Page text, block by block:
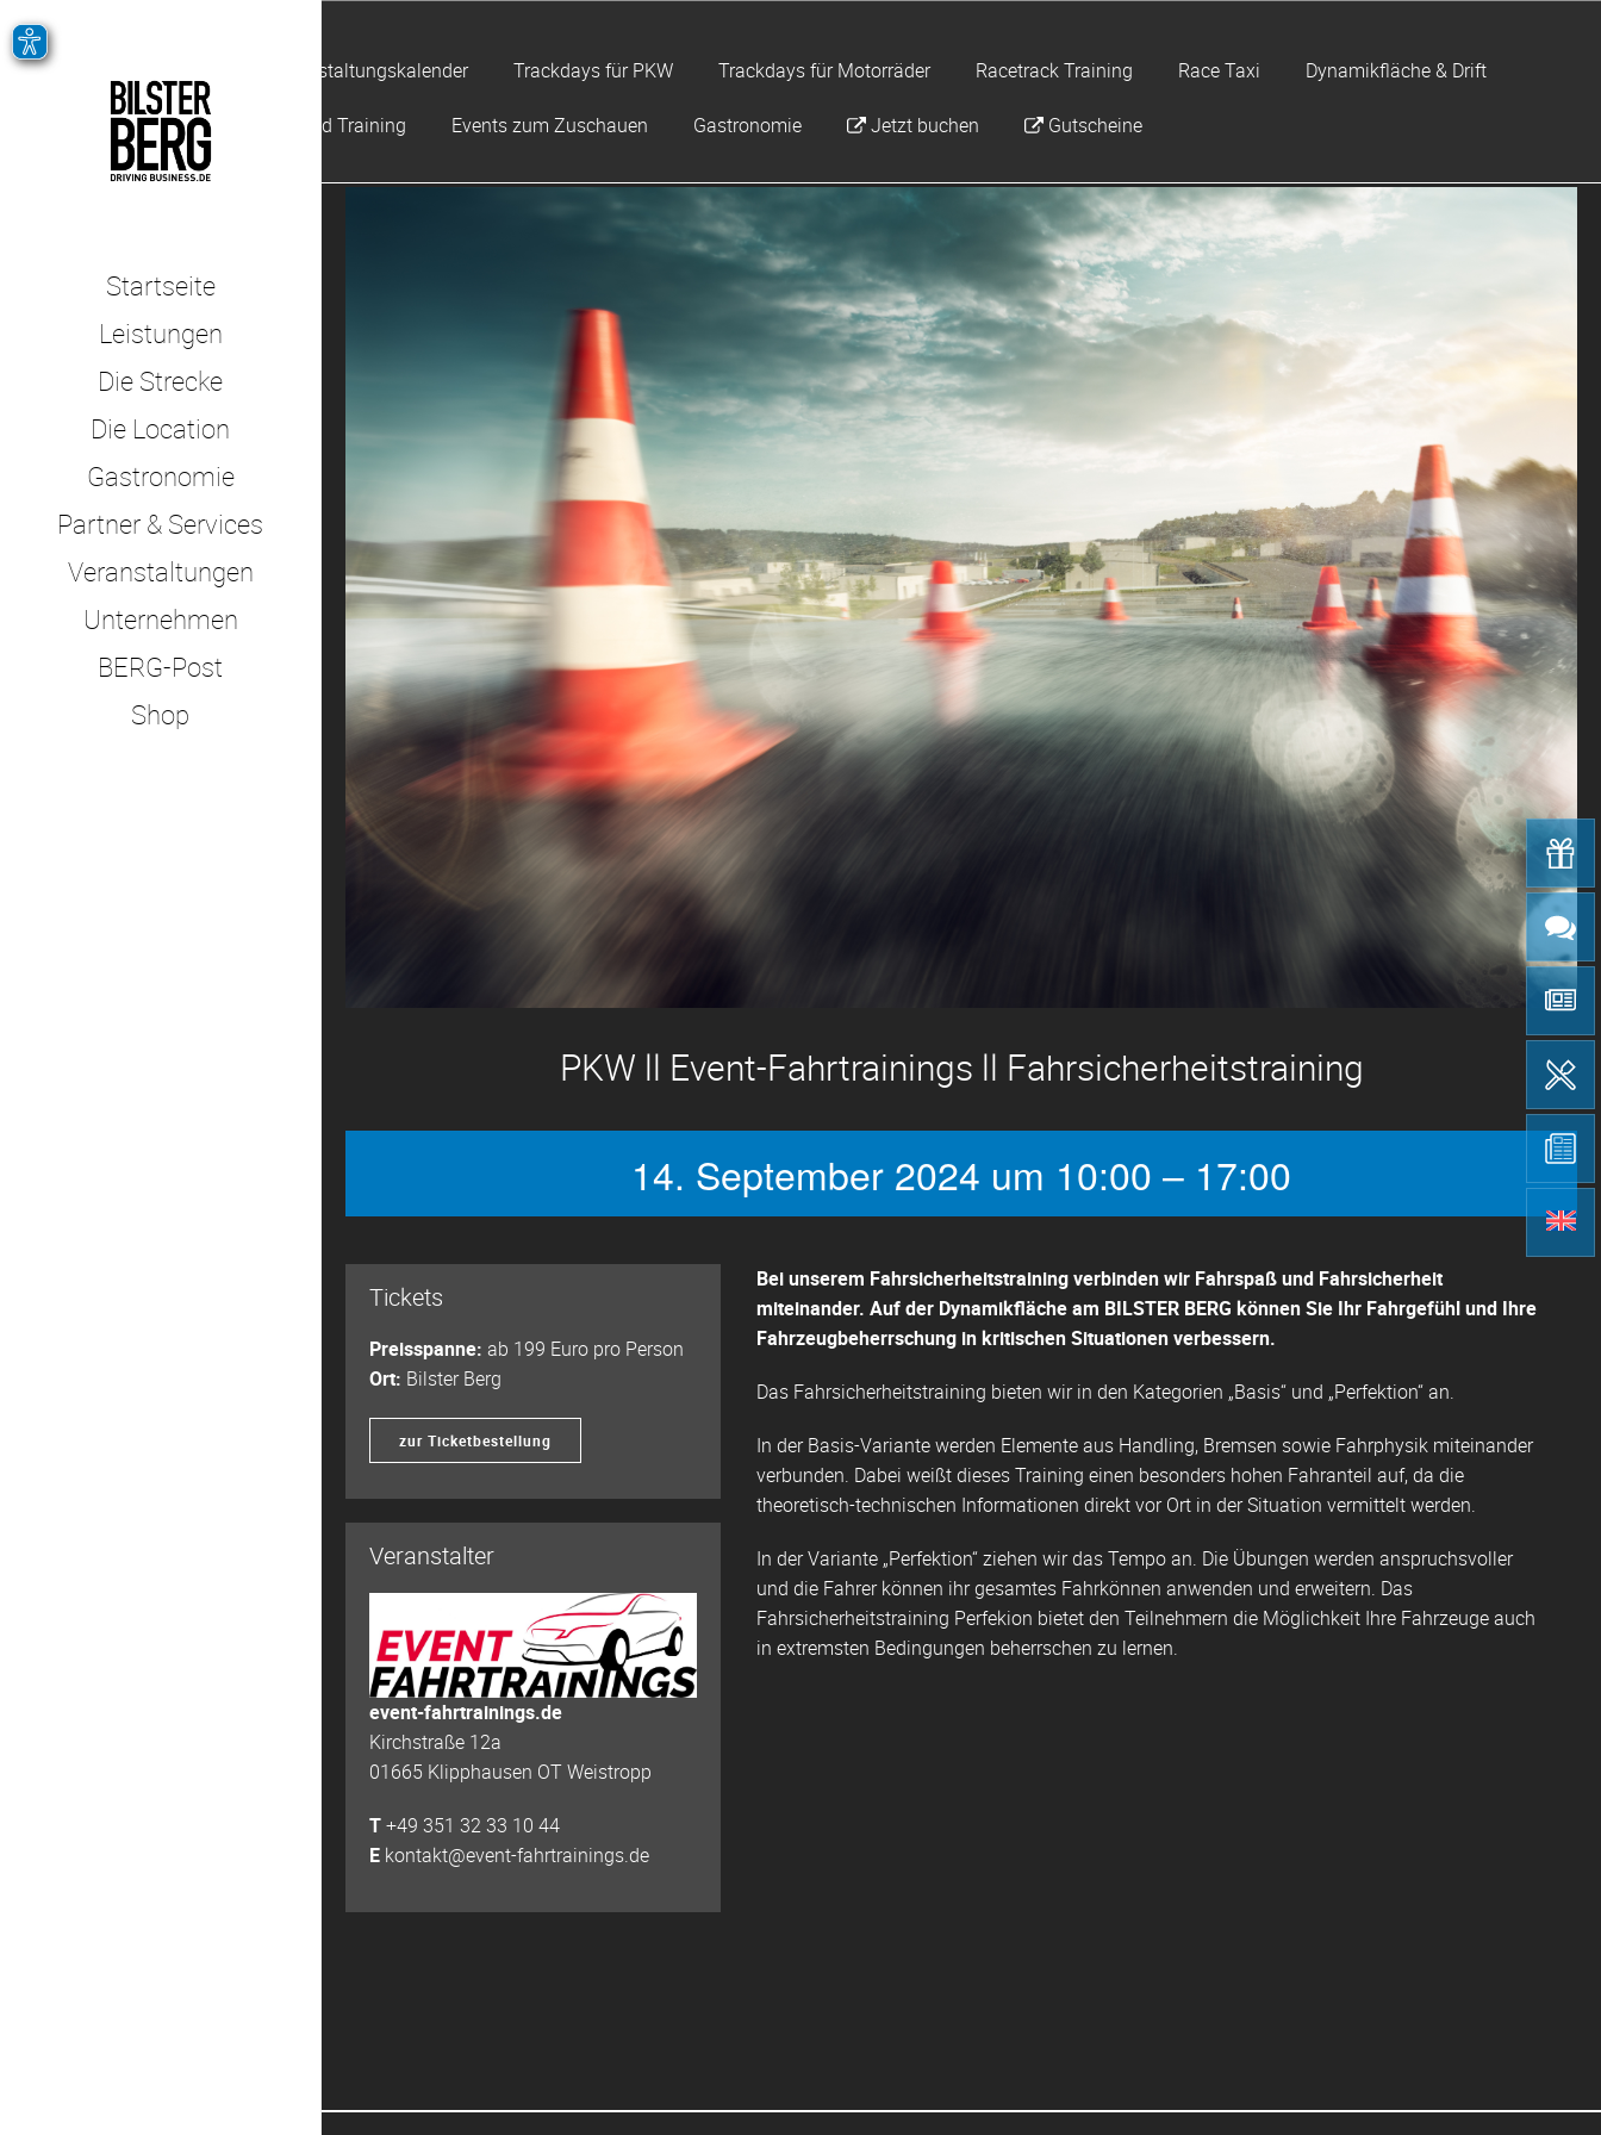
Startseite
Leistungen
Die Strecke
Die Location
Gastronomie
Partner & Services
Veranstaltungen
Unternehmen
BERG-Post
Shop
Veranstaltungskalender Trackdays für PKW Trackdays für Motorräder Racetrack Training Race Taxi Dynamikfläche & Drift
Offroad Training Events zum Zuschauen Gastronomie Jetzt buchen Gutscheine
PKW ll Event-Fahrtrainings ll Fahrsicherheitstraining
14. September 2024 um 10:00 – 17:00
Tickets
Preisspanne: ab 199 Euro pro Person
Ort: Bilster Berg
zur Ticketbestellung
Veranstalter
event-fahrtrainings.de
Kirchstraße 12a
01665 Klipphausen OT Weistropp
T+49 351 32 33 10 44
E kontakt@event-fahrtrainings.de
Bei unserem Fahrsicherheitstraining verbinden wir Fahrspaß und Fahrsicherheit
miteinander. Auf der Dynamikfläche am BILSTER BERG können Sie Ihr Fahrgefühl und Ihre
Fahrzeugbeherrschung in kritischen Situationen verbessern.
Das Fahrsicherheitstraining bieten wir in den Kategorien „Basis“ und „Perfektion“ an.
In derBasis-Variantewerden Elemente aus Handling, Bremsen sowie Fahrphysik miteinander
verbunden. Dabei weißt dieses Training einen besonders hohen Fahranteil auf, da die
theoretisch-technischen Informationen direkt vor Ort in der Situation vermittelt werden.
In der Variante „Perfektion“ ziehen wir das Tempo an. Die Übungen werden anspruchsvoller
und die Fahrer können ihr gesamtes Fahrkönnen anwenden und erweitern. Das
Fahrsicherheitstraining Perfekion bietet den Teilnehmern die Möglichkeit Ihre Fahrzeuge auch
in extremsten Bedingungen beherrschen zu lernen.